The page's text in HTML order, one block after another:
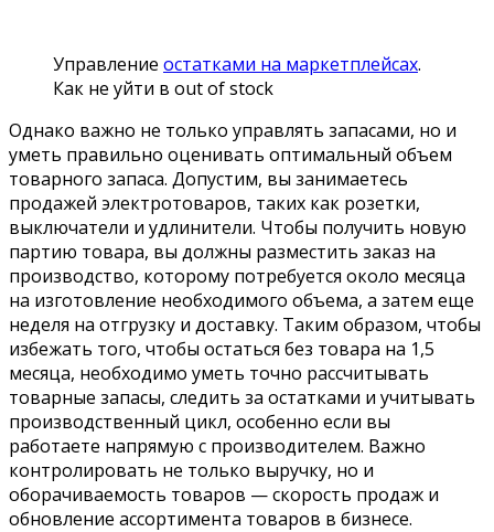
Управление остатками на маркетплейсах.
Как не уйти в out of stock
Однако важно не только управлять запасами, но и
уметь правильно оценивать оптимальный объем
товарного запаса. Допустим, вы занимаетесь
продажей электротоваров, таких как розетки,
выключатели и удлинители. Чтобы получить новую
партию товара, вы должны разместить заказ на
производство, которому потребуется около месяца
на изготовление необходимого объема, а затем еще
неделя на отгрузку и доставку. Таким образом, чтобы
избежать того, чтобы остаться без товара на 1,5
месяца, необходимо уметь точно рассчитывать
товарные запасы, следить за остатками и учитывать
производственный цикл, особенно если вы
работаете напрямую с производителем. Важно
контролировать не только выручку, но и
оборачиваемость товаров — скорость продаж и
обновление ассортимента товаров в бизнесе.